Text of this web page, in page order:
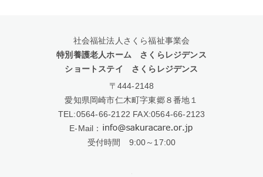
社会福祉法人さくら福祉事業会
特別養護老人ホーム さくらレジデンス
ショートステイ さくらレジデンス
〒444-2148
愛知県岡崎市仁木町字東郷８番地１
TEL:0564-66-2122 FAX:0564-66-2123
E-Mail：
受付時間 9:00～17:00